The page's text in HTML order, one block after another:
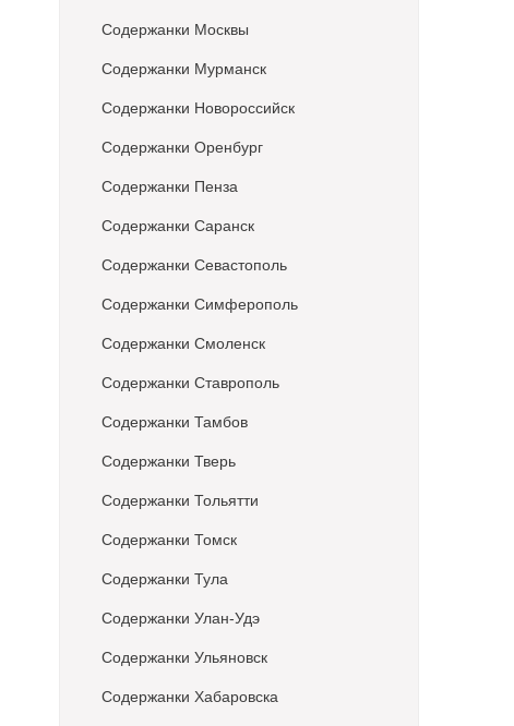
Содержанки Москвы
Содержанки Мурманск
Содержанки Новороссийск
Содержанки Оренбург
Содержанки Пенза
Содержанки Саранск
Содержанки Севастополь
Содержанки Симферополь
Содержанки Смоленск
Содержанки Ставрополь
Содержанки Тамбов
Содержанки Тверь
Содержанки Тольятти
Содержанки Томск
Содержанки Тула
Содержанки Улан-Удэ
Содержанки Ульяновск
Содержанки Хабаровска